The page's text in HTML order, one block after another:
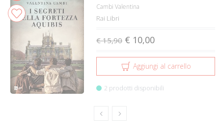
Cambi Valentina
Rai Libri
€ 15,90 € 10,00
Aggiungi al carrello
2 prodotti disponibili